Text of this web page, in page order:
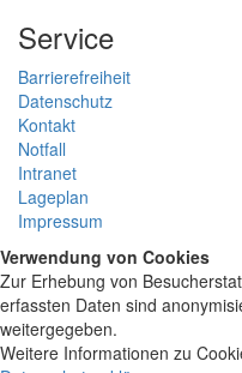
Service
Barrierefreiheit
Datenschutz
Kontakt
Notfall
Intranet
Lageplan
Impressum
Verwendung von Cookies
Zur Erhebung von
erfassten Daten sind
weitergegeben.
Weitere Informationen zu